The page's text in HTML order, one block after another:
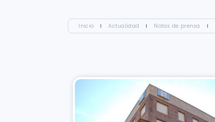
Inicio I Actualidad I Notas de prensa I